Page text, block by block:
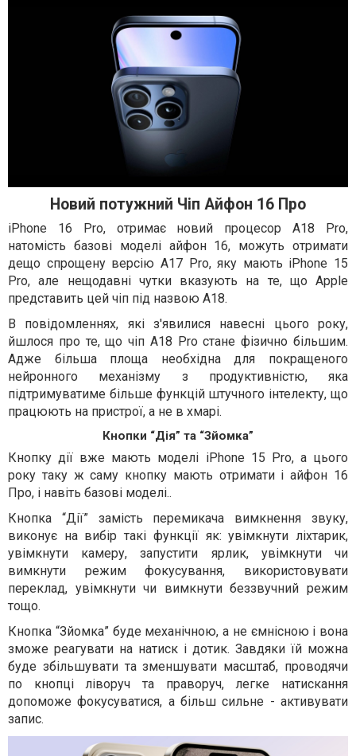
Новий потужний Чіп Айфон 16 Про
iPhone 16 Pro, отримає новий процесор A18 Pro,
натомість базові моделі айфон 16, можуть отримати
дещо спрощену версію A17 Pro, яку мають iPhone 15
Pro, але нещодавні чутки вказують на те, що Apple
представить цей чіп під назвою A18.
В повідомленнях, які з'явилися навесні цього року,
йшлося про те, що чіп A18 Pro стане фізично більшим.
Адже більша площа необхідна для покращеного
нейронного механізму з продуктивністю, яка
підтримуватиме більше функцій штучного інтелекту, що
працюють на пристрої, а не в хмарі.
Кнопки “Дія” та “Зйомка”
Кнопку дії вже мають моделі iPhone 15 Pro, а цього
року таку ж саму кнопку мають отримати і айфон 16
Про, і навіть базові моделі..
Кнопка “Дії” замість перемикача вимкнення звуку,
виконує на вибір такі функції як: увімкнути ліхтарик,
увімкнути камеру, запустити ярлик, увімкнути чи
вимкнути режим фокусування, використовувати
переклад, увімкнути чи вимкнути беззвучний режим
тощо.
Кнопка “Зйомка” буде механічною, а не ємнісною і вона
зможе реагувати на натиск і дотик. Завдяки їй можна
буде збільшувати та зменшувати масштаб, проводячи
по кнопці ліворуч та праворуч, легке натискання
допоможе фокусуватися, а більш сильне - активувати
запис.